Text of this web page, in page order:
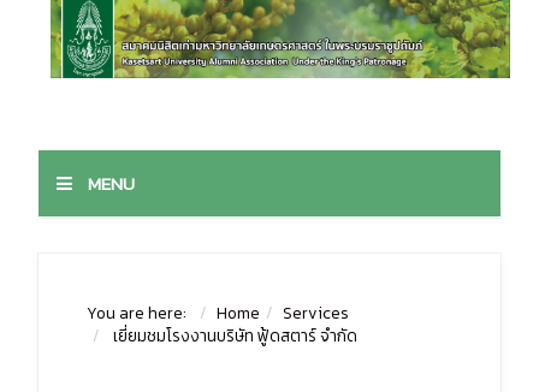
MENU
You are here: Home
Services
เยี่ยมชมโรงงานบริษัท ฟู้ดสตาร์ จำกัด